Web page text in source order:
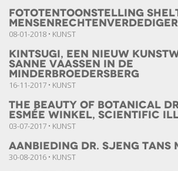
fototentoonstelling
08-01-2018 • KUNST
Kintsugi, een nieuw
Sanne Vaassen in de
Minderbroedersberg
16-11-2017 • KUNST
The Beauty of Botanical
Esmée Winkel, scientific
03-07-2017 • KUNST
Aanbieding Dr. Sjeng Tans
30-08-2016 • KUNST